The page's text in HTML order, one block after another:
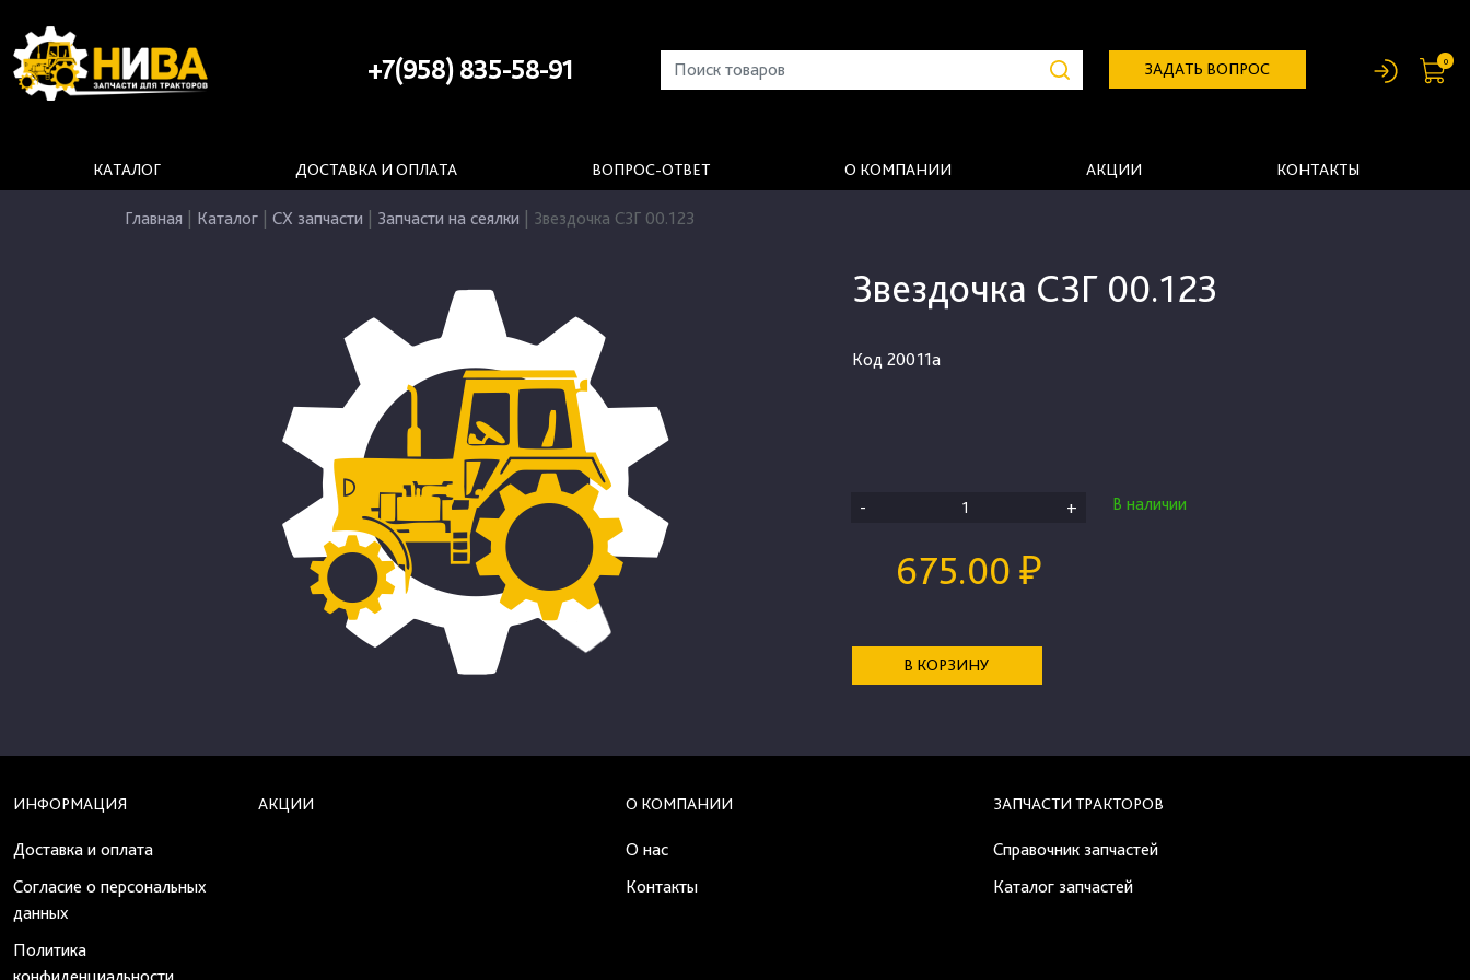
+7(958) 835-58-91 ЗАДАТЬ ВОПРОС 0
КАТАЛОГ ДОСТАВКА И ОПЛАТА ВОПРОС-ОТВЕТ О КОМПАНИИ АКЦИИ КОНТАКТЫ
Главная Каталог СХ запчасти Запчасти на сеялки Звездочка СЗГ 00.123
Звездочка СЗГ 00.123
Код 20011а
- + В наличии
675.00 ₽
В КОРЗИНУ
ИНФОРМАЦИЯ
Доставка и оплата
Согласие о персональных
данных
Политика
АКЦИИ О КОМПАНИИ
О нас
Контакты
ЗАПЧАСТИ ТРАКТОРОВ
Справочник запчастей
Каталог запчастей